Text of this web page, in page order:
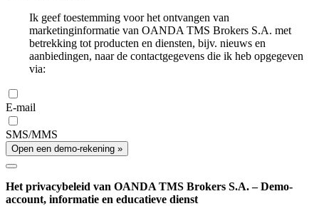
Ik geef toestemming voor het ontvangen van
marketinginformatie van OANDA TMS Brokers S.A. met
betrekking tot producten en diensten, bijv. nieuws en
aanbiedingen, naar de contactgegevens die ik heb opgegeven
via:
E-mail
SMS/MMS
Open een demo-rekening »
Het privacybeleid van OANDA TMS Brokers S.A. – Demo-
account, informatie en educatieve dienst